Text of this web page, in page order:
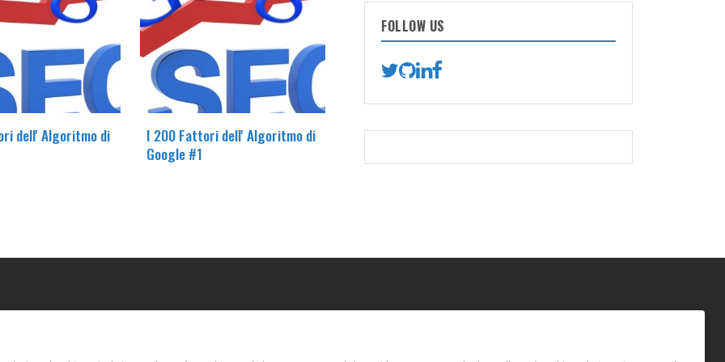
dell' Algoritmo di
I 200 Fattori dell' Algoritmo di
Google #1
FOLLOW US